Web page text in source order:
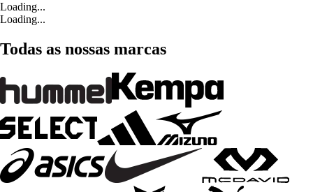
Loading...
Loading...
Todas as nossas marcas